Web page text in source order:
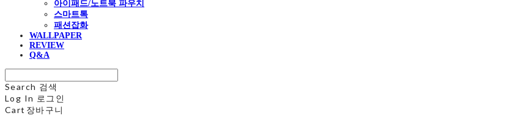
아이패드/노트북 파우치
스마트톡
패션잡화
WALLPAPER
REVIEW
Q&A
Search 검색
Log In 로그인
Cart 장바구니